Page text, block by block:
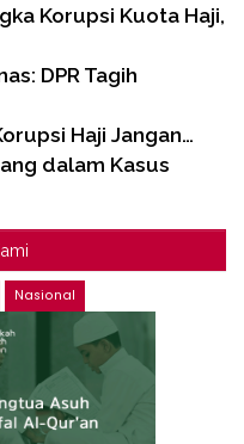
Korupsi Kuota Haji,
DPR Tagih
Haji Jangan…
dalam Kasus
Nasional